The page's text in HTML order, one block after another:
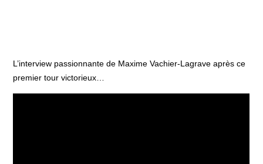
L’interview passionnante de Maxime Vachier-Lagrave après ce
premier tour victorieux…